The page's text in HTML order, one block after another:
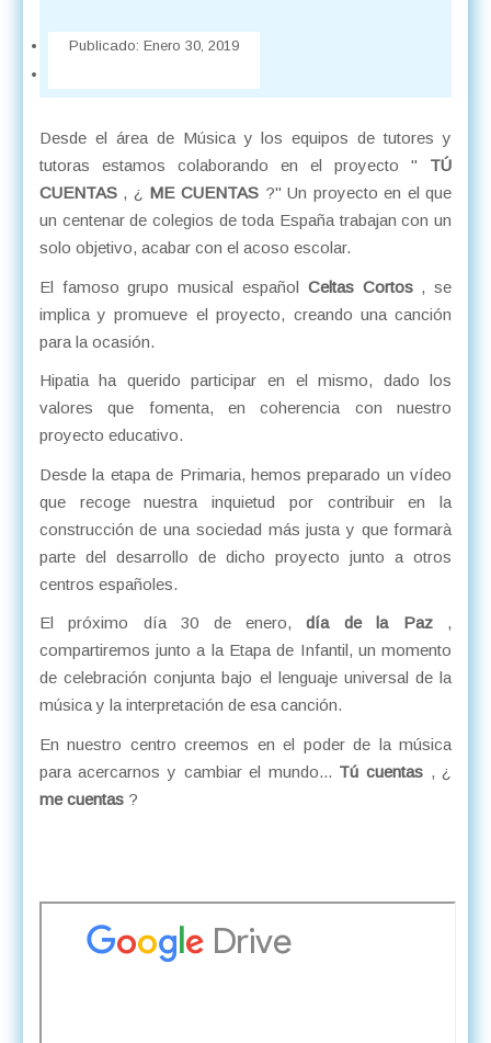
Publicado: Enero 30, 2019
Desde el área de Música y los equipos de tutores y
tutoras estamos colaborando en el proyecto " TÚ
CUENTAS, ¿ ME CUENTAS?" Un proyecto en el que
un centenar de colegios de toda España trabajan con un
solo objetivo, acabar con el acoso escolar.
El famoso grupo musical español Celtas Cortos, se
implica y promueve el proyecto, creando una canción
para la ocasión.
Hipatia ha querido participar en el mismo, dado los
valores que fomenta, en coherencia con nuestro
proyecto educativo.
Desde la etapa de Primaria, hemos preparado un vídeo
que recoge nuestra inquietud por contribuir en la
construcción de una sociedad más justa y que formarà
parte del desarrollo de dicho proyecto junto a otros
centros españoles.
El próximo día 30 de enero,día de la Paz,
compartiremos junto a la Etapa de Infantil, un momento
de celebración conjunta bajo el lenguaje universal de la
música y la interpretación de esa canción.
En nuestro centro creemos en el poder de la música
para acercarnos y cambiar el mundo... Tú cuentas , ¿
me cuentas?